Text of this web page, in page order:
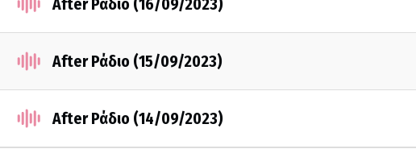
After Ράδιο (16/09/2023)
After Ράδιο (15/09/2023)
After Ράδιο (14/09/2023)